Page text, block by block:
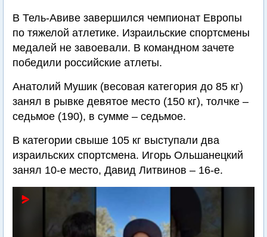
В Тель-Авиве завершился чемпионат Европы
по тяжелой атлетике. Израильские спортсмены
медалей не завоевали. В командном зачете
победили российские атлеты.
Анатолий Мушик (весовая категория до 85 кг)
занял в рывке девятое место (150 кг), толчке –
седьмое (190), в сумме – седьмое.
В категории свыше 105 кг выступали два
израильских спортсмена. Игорь Ольшанецкий
занял 10-е место, Давид Литвинов – 16-е.